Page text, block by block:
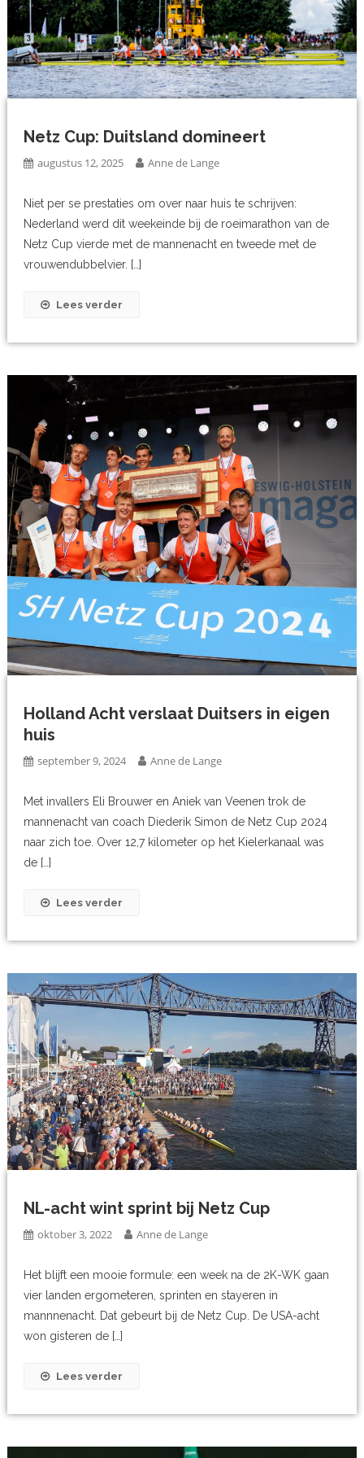
Netz Cup: Duitsland domineert
augustus 12, 2025 Anne de Lange
Niet per se prestaties om over naar huis te schrijven:
Nederland werd dit weekeinde bij de roeimarathon van de
Netz Cup vierde met de mannenacht en tweede met de
vrouwendubbelvier. […]
Lees verder
Holland Acht verslaat Duitsers in eigen
huis
september 9, 2024 Anne de Lange
Met invallers Eli Brouwer en Aniek van Veenen trok de
mannenacht van coach Diederik Simon de Netz Cup 2024
naar zich toe. Over 12,7 kilometer op het Kielerkanaal was
de […]
Lees verder
NL-acht wint sprint bij Netz Cup
oktober 3, 2022 Anne de Lange
Het blijft een mooie formule: een week na de 2K-WK gaan
vier landen ergometeren, sprinten en stayeren in
mannnenacht. Dat gebeurt bij de Netz Cup. De USA-acht
won gisteren de […]
Lees verder